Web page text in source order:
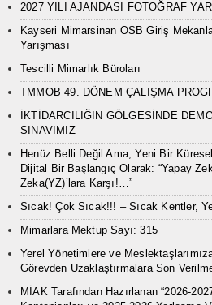
2027 YILI AJANDASI FOTOĞRAF
Kayseri Mimarsinan OSB Giriş
Yarışması
Tescilli Mimarlık Büroları
TMMOB 49. DÖNEM ÇALIŞMA
İKTİDARCILIĞIN GÖLGESİNDE
SINAVIMIZ
Henüz Belli Değil Ama, Yeni Bir
Dijital Bir Başlangıç Olarak: “Yapay
Zeka(YZ)’lara Karşı!…”
Sıcak! Çok Sıcak!!! – Sıcak Kentler,
Mimarlara Mektup Sayı: 315
Yerel Yönetimlere ve
Görevden Uzaklaştırmalara Son
MİAK Tarafından Hazırlanan “2026-